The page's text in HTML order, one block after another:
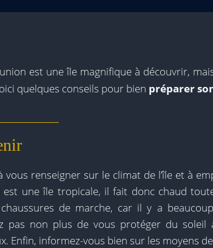
est une île magnifique à découvrir,
quelques conseils pour bien préparer
vous renseigner sur le climat de l’île et à
est une île tropicale, il fait donc chaud
de marche, car il y a
pas non plus de vous protéger du soleil
Enfin, informez-vous bien sur les moyens